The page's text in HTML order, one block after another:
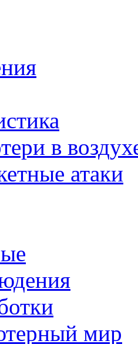
в
атаки
мир